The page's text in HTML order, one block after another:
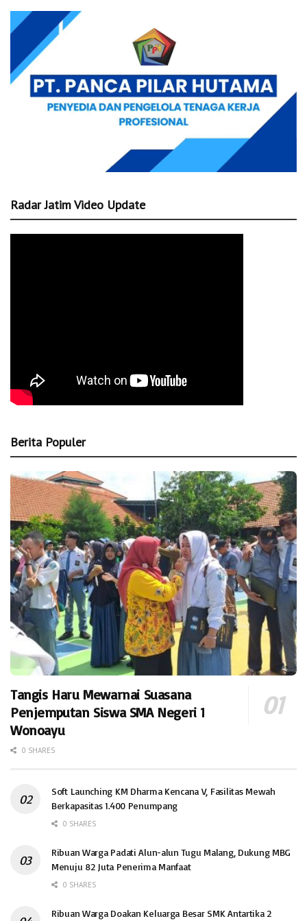
Radar Jatim Video Update
Berita Populer
Tangis Haru Mewarnai Suasana
Penjemputan Siswa SMA Negeri 1
Wonoayu
0 SHARES
Soft Launching KM Dharma Kencana V, Fasilitas Mewah
Berkapasitas 1.400 Penumpang
0 SHARES
Ribuan Warga Padati Alun-alun Tugu Malang, Dukung MBG
Menuju 82 Juta Penerima Manfaat
0 SHARES
Ribuan Warga Doakan Keluarga Besar SMK Antartika 2